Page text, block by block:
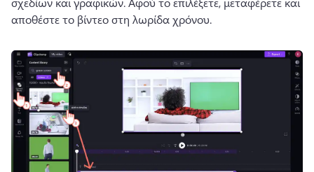
αποθέστε το βίντεο στη λωρίδα χρόνου.